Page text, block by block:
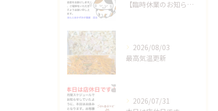
【臨時休業のお知らせ】
2026/08/03
最高気温更新
2026/07/31